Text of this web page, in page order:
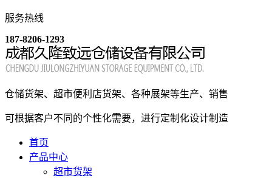
服务热线
187-8206-1293
仓储货架、超市便利店货架、各种展架等生产、销售
可根据客户不同的个性化需要，进行定制化设计制造
首页
产品中心
超市货架